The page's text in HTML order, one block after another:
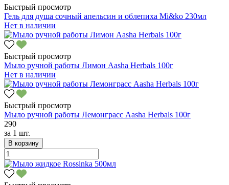
Быстрый просмотр
Гель для душа сочный апельсин и облепиха Mi&ko 230мл
Нет в наличии
Быстрый просмотр
Мыло ручной работы Лимон Aasha Herbals 100г
Нет в наличии
Быстрый просмотр
Мыло ручной работы Лемонграсс Aasha Herbals 100г
290
за 1 шт.
В корзину